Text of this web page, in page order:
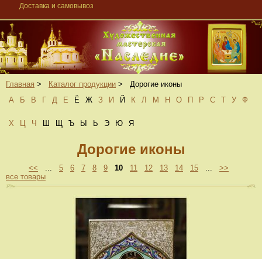
Доставка и самовывоз
Главная > Каталог продукции >
Дорогие иконы
А
Б В Г Д Е Ё Ж З И Й К Л М Н О П Р С Т У Ф
Х Ц Ч Ш Щ Ъ Ы Ь Э Ю Я
Дорогие иконы
<< ... 5 6 7 8 9 10 11 12 13 14 15 ... >>
все товары